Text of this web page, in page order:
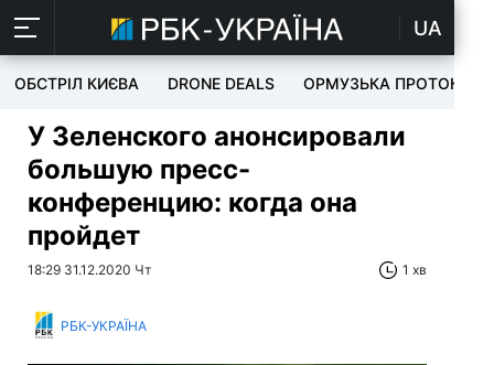
UA
ОБСТРІЛ КИЄВА DRONE DEALS ОРМУЗЬКА ПРОТОКА
У Зеленского анонсировали
большую пресс-
конференцию: когда она
пройдет
18:29 31.12.2020 Чт 1 хв
РБК-УКРАЇНА